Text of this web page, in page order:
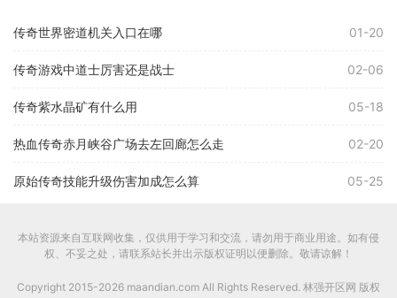
传奇世界密道机关入口在哪 01-20
传奇游戏中道士厉害还是战士 02-06
传奇紫水晶矿有什么用 05-18
热血传奇赤月峡谷广场去左回廊怎么走 02-20
原始传奇技能升级伤害加成怎么算 05-25
本站资源来自互联网收集，仅供用于学习和交流，请勿用于商业用途。如有侵
权、不妥之处，请联系站长并出示版权证明以便删除。敬请谅解！
Copyright 2015-2026 maandian.com All Rights Reserved. 林强开区网 版权